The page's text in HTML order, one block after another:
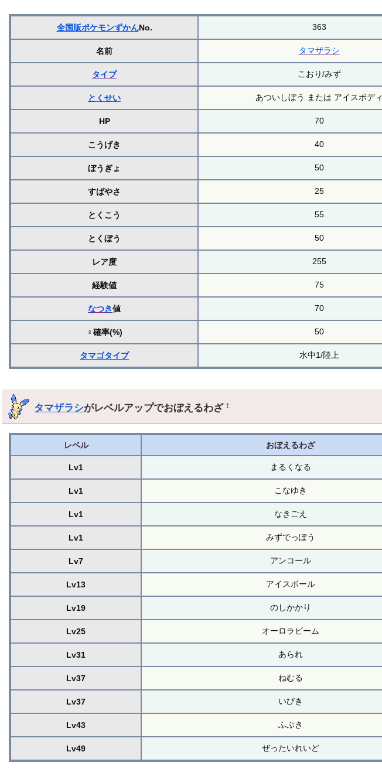
全国版ポケモンずかんNo. 363
名前 タマザラシ
タイプ こおり/みず
とくせい あついしぼう または アイスボディ
HP 70
こうげき 40
ぼうぎょ 50
すばやさ 25
とくこう 55
とくぼう 50
レア度 255
経験値 75
なつき値 70
♀確率(%) 50
タマゴタイプ 水中1/陸上
タマザラシがレベルアップでおぼえるわざ†
レベル おぼえるわざ
Lv1 まるくなる
Lv1 こなゆき
Lv1 なきごえ
Lv1 みずでっぽう
Lv7 アンコール
Lv13 アイスボール
Lv19 のしかかり
Lv25 オーロラビーム
Lv31 あられ
Lv37 ねむる
Lv37 いびき
Lv43 ふぶき
Lv49 ぜったいれいど